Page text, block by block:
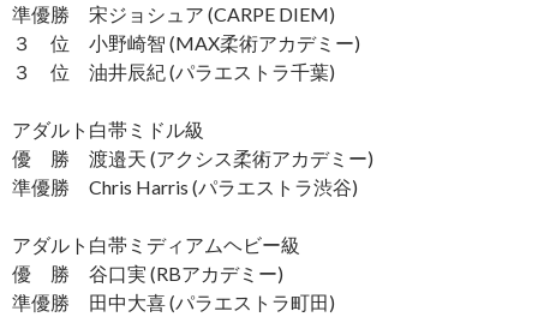
準優勝 宋ジョシュア (CARPE DIEM)
３ 位 小野崎智 (MAX柔術アカデミー)
３ 位 油井辰紀 (パラエストラ千葉)
アダルト白帯ミドル級
優 勝 渡邉天 (アクシス柔術アカデミー)
準優勝 Chris Harris (パラエストラ渋谷)
アダルト白帯ミディアムヘビー級
優 勝 谷口実 (RBアカデミー)
準優勝 田中大喜 (パラエストラ町田)